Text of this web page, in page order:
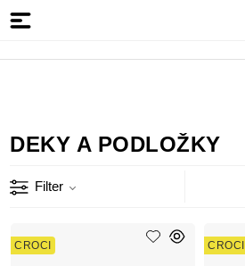
DEKY A PODLOŽKY
Filter
CROCI CROCI